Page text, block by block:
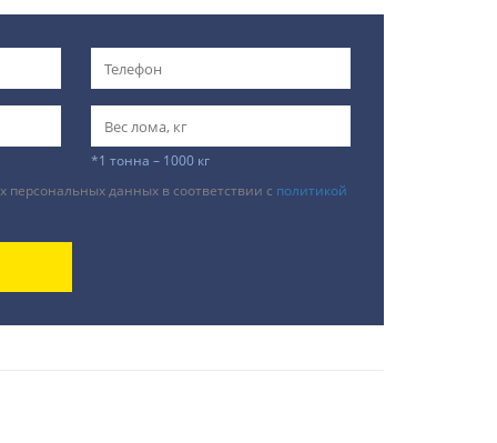
*1 тонна – 1000 кг
персональных данных в соответствии с политикой